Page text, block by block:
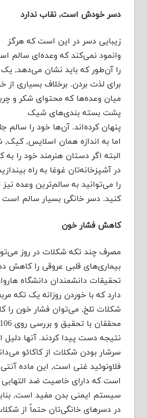
دسر خودش است, نقاب ندارد
زیبایی دسر در این است که هرگز
وانمود نمی‌کند که وعده‌ای سالم
را آن‌طور که باید نشان می‌دهد,
برای لذت بردن. برخلاف بسیاری از
میان وعده‌ها که محتوای شکر و
پشت بسته بندی‌های شیک
پنهان کرده‌اند. آن‌ها خود را سالم
اما به اندازه همان اسلایس, کیک,
البته اگر دستان هنرمند خود را به
در آشپزخانه‌تان غوغا به راه
را می‌توانید به سالم‌ترین وعده نیز
کنید. دسر خانگی بسیار سالم است
کاهش فشار خون
مصرف چند تکه شکلات در روز
بیماری‌های قلبی عروقی را کاهش
تحقیقات دانشمندان دانشگاه
دارد که با خوردن روزانه یک تکه
شکلات تلخ, می‌توان فشار خون را
نتیجه دست پیدا کردند. آنها دلیل
سرشار بودن شکلات از کاکائو
فلاونوئید غنی است, این ماده
است که دارای خاصیت ضد التهابی
سیستم ایمنی بدن مفید است,
در دسرهای خانگی‌تان حتماً از